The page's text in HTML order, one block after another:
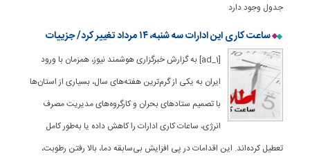
جدول وجود دارد
ساعت کاری این ادارات سه شنبه، ۱۴ مرداد تغییر کرد/ جزییات
[ad_1] به گزارش خبرگزاری هوشمند نیوز، همزمان با ورود
ایران به یکی از گرم‌ترین هفته‌های سال، بسیاری از استان‌ها
با تصمیم ستادهای بحران و کارگروه‌های مدیریت مصرف
انرژی، ساعات کاری ادارات را کاهش داده یا به‌طور کامل
تعطیل کرده‌اند. این اقدامات در پی افزایش بی‌سابقه دما، بالا رفتن رطوبت،